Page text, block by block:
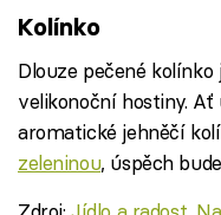
Kolínko
Dlouze pečené
velikonoční hostiny.
aromatické jehněčí
zeleninou, úspěch